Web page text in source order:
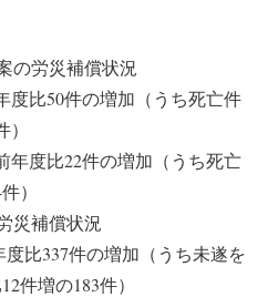
の労災補償状況
度比50件の増加（うち死亡件
年度比22件の増加（うち死亡
）
災補償状況
度比337件の増加（うち未遂を
件増の183件）